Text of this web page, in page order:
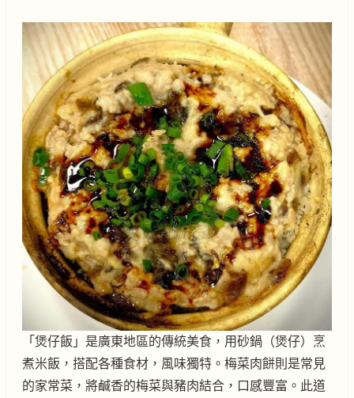
「煲仔飯」是廣東地區的傳統美食，用砂鍋（煲仔）烹
煮米飯，搭配各種食材，風味獨特。梅菜肉餅則是常見
的家常菜，將鹹香的梅菜與豬肉結合，口感豐富。此道